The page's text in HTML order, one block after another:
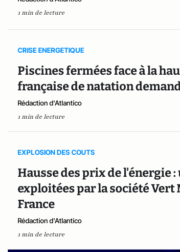
1 min de lecture
CRISE ENERGETIQUE
Piscines fermées face à la
française de natation
Rédaction d'Atlantico
1 min de lecture
EXPLOSION DES COUTS
Hausse des prix de l'énergie
exploitées par la société Vert
France
Rédaction d'Atlantico
1 min de lecture